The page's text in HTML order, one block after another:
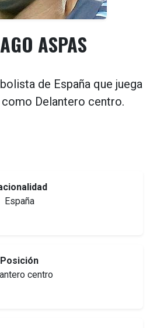
ASPAS
de España que juega
como Delantero centro.
España
Posición
centro